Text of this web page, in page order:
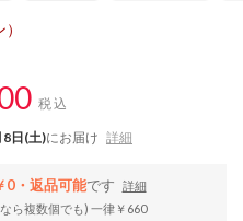
税込
8日(土)にお届け 詳細
0・返品可能です
詳細
ら複数個でも) 一律￥660